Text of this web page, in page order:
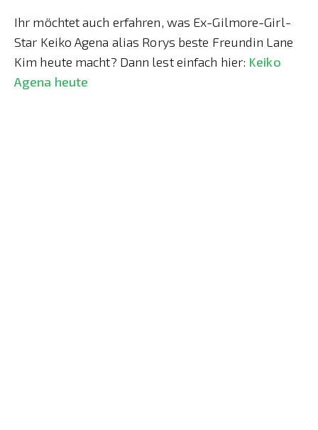
Ihr möchtet auch erfahren, was Ex-Gilmore-Girl-
Star Keiko Agena alias Rorys beste Freundin Lane
Kim heute macht? Dann lest einfach hier: Keiko
Agena heute